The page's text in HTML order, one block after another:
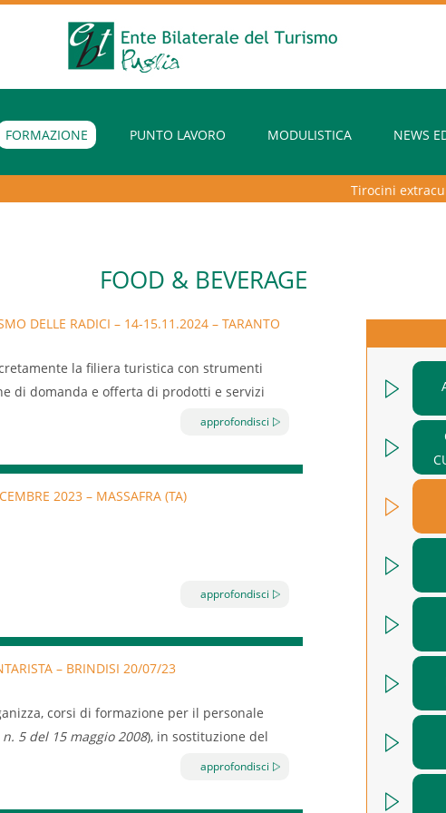
FORMAZIONE PUNTO LAVORO MODULISTICA
NEWS
Tirocini
FOOD & BEVERAGE
DELLE RADICI – 14-15.11.2024 – TARANTO
la filiera turistica con strumenti
di domanda e offerta di prodotti e servizi
approfondisci
2023 – MASSAFRA (TA)
l’amore per questo prodotto che nasce
sua lotta con – e talvolta contro – la
approfondisci
– BRINDISI 20/07/23
corsi di formazione per il personale
5 del 15 maggio 2008), in sostituzione del
approfondisci